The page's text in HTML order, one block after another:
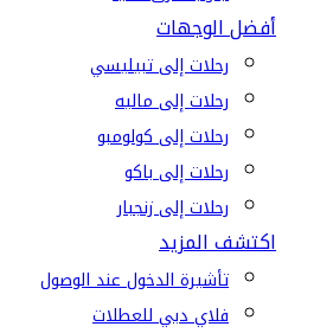
أفضل الوجهات
رحلات إلى تبيليسي
رحلات إلى ماليه
رحلات إلى كولومبو
رحلات إلى باكو
رحلات إلى زنجبار
اكتشف المزيد
تأشيرة الدخول عند الوصول
فلاي دبي للعطلات